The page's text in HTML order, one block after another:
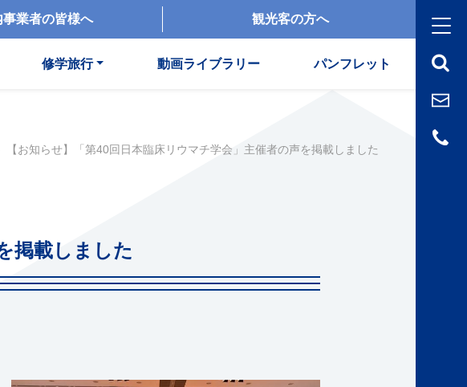
事業者の皆様へ 観光客の方へ
修学旅行 動画ライブラリー パンフレット
【お知らせ】「第40回日本臨床リウマチ学会」主催者の声を掲載しました
掲載しました